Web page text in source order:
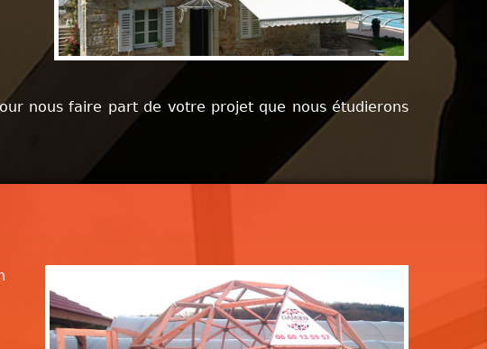
nous faire part de votre projet que nous étudierons